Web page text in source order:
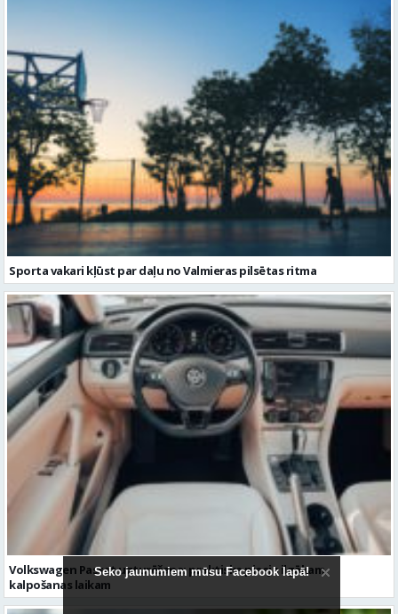
Sporta vakari kļūst par daļu no Valmieras pilsētas ritma
Volkswagen Passat uzturēšana: praktiska pieeja ilgākam
kalpošanas laikam
Seko jaunumiem mūsu Facebook lapā!